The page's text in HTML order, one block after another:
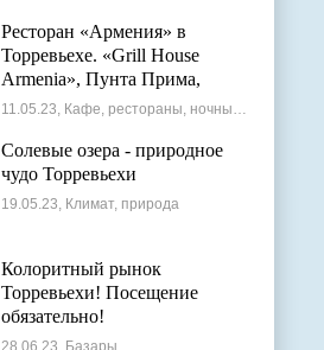
Ресторан «Армения» в
Торревьехе. «Grill House
Armenia», Пунта Прима,
Испания
11.05.23, Кафе, рестораны, ночные клубы
Солевые озера - природное
чудо Торревьехи
19.05.23, Климат, природа
Колоритный рынок
Торревьехи! Посещение
обязательно!
28.06.23, Базары